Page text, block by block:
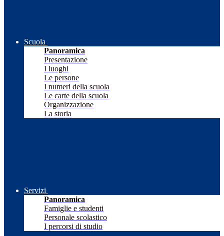
Scuola
Panoramica
Presentazione
I luoghi
Le persone
I numeri della scuola
Le carte della scuola
Organizzazione
La storia
Servizi
Panoramica
Famiglie e studenti
Personale scolastico
I percorsi di studio